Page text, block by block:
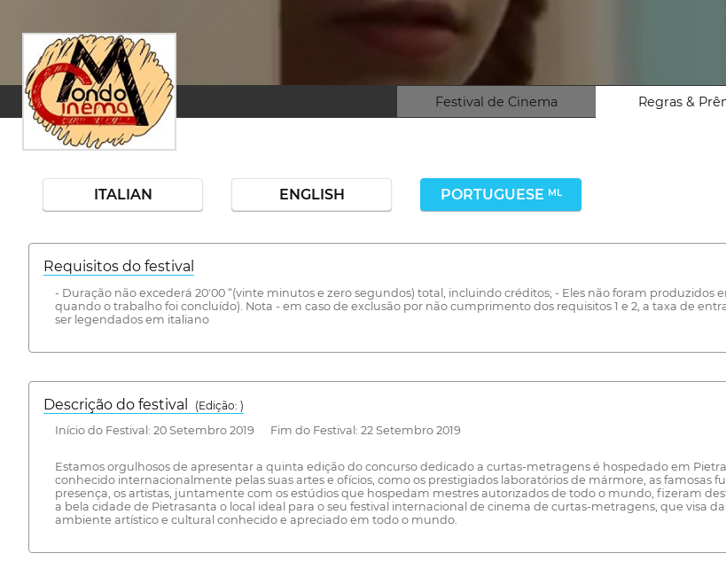
Festival de Cinema Regras &
ITALIAN ENGLISH PORTUGUESE ML
Requisitos do festival
- Duração não excederá 20'00 “(vinte minutos e zero segundos) total, incluindo créditos; - Eles não foram
quando o trabalho foi concluído). Nota - em caso de exclusão por não cumprimento dos requisitos 1 e 2, a taxa de
ser legendados em italiano
Descrição do festival
(Edição: )
Início do Festival: 20 Setembro 2019 Fim do Festival: 22 Setembro 2019
Estamos orgulhosos de apresentar a quinta edição do concurso dedicado a curtas-metragens é hospedado em
conhecido internacionalmente pelas suas artes e ofícios, como os prestigiados laboratórios de mármore, as famosas
presença, os artistas, juntamente com os estúdios que hospedam mestres autorizados de todo o mundo, fizeram
a bela cidade de Pietrasanta o local ideal para o seu festival internacional de cinema de curtas-metragens, que visa
ambiente artístico e cultural conhecido e apreciado em todo o mundo.